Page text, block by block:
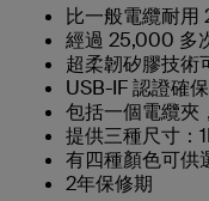
比一般電纜耐用
經過 25,000 多
超柔韌矽膠技術
USB-IF 認證確
包括一個電纜夾
提供三種尺寸：
有四種顏色可供
2年保修期